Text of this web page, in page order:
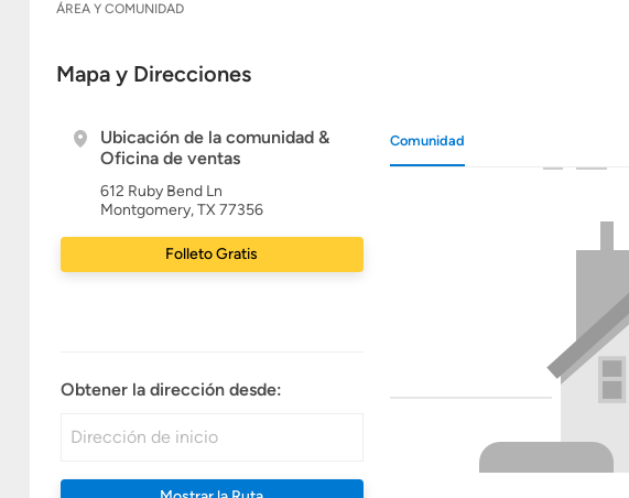
ÁREA Y COMUNIDAD
Mapa y Direcciones
Ubicación de la comunidad &
Oficina de ventas
612 Ruby Bend Ln
Montgomery, TX 77356
Folleto Gratis
Obtener la dirección desde:
Comunidad